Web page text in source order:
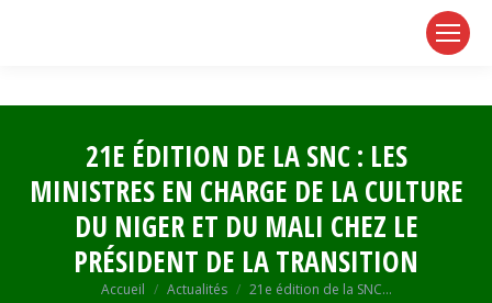
21E ÉDITION DE LA SNC : LES
MINISTRES EN CHARGE DE LA CULTURE
DU NIGER ET DU MALI CHEZ LE
PRÉSIDENT DE LA TRANSITION
Vous êtes ici :
Accueil Actualités 21e édition de la SNC…